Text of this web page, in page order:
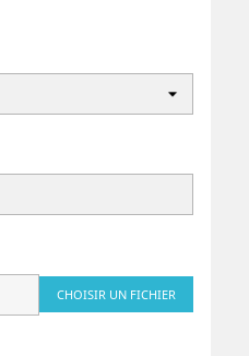
CHOISIR UN FICHIER